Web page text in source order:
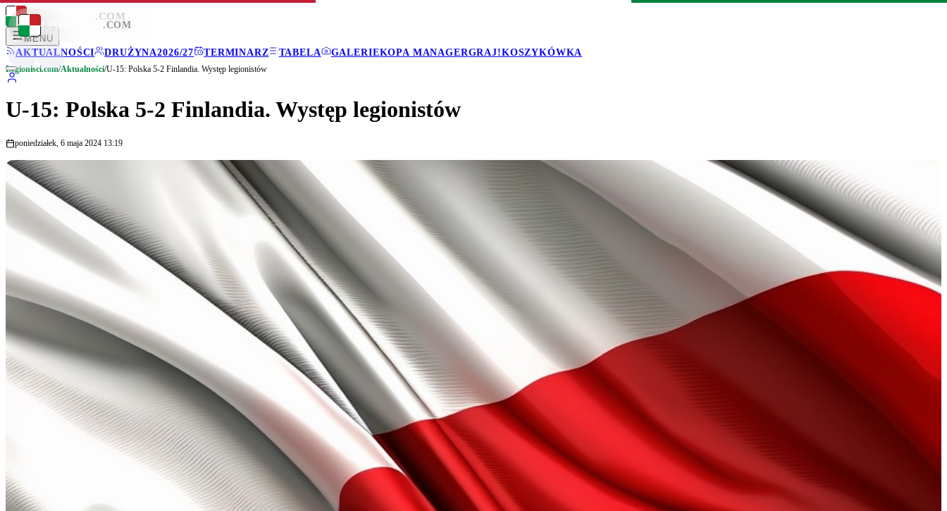
LEGIONISCI .COM
MENU
AKTUALNOŚCI
DRUŻYNA2026/27 TERMINARZ TABELA GALERIEKOPA MANAGERGRAJ!KOSZYKÓWKA
LEGIONISCI .COM
Legionisci.com/Aktualności/U-15: Polska 5-2 Finlandia. Występ legionistów
U-15: Polska 5-2 Finlandia. Występ legionistów
poniedziałek, 6 maja 2024 13:19